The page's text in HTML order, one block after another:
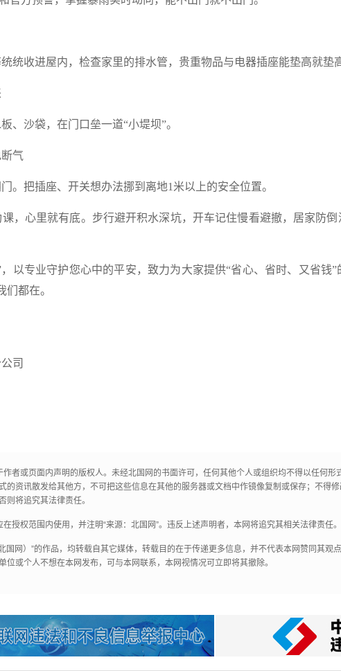
统收进屋内，检查家里的排水管，贵重物品与电器插座能垫高就垫
、沙袋，在门口垒一道“小堤坝”。
气
。把插座、开关想办法挪到离地1米以上的安全位置。
，心里就有底。步行避开积水深坑，开车记住慢看避撤，居家防
以专业守护您心中的平安，致力为大家提供“省心、省时、又省钱”
们都在。
司
者或页面内声明的版权人。未经北国网的书面许可，任何其他个人或组织均不得以任何
的资讯散发给其他方，不可把这些信息在其他的服务器或文档中作镜像复制或保存；不得
则将追究其法律责任。
授权范围内使用，并注明“来源：北国网”。违反上述声明者，本网将追究其相关法律责任。
国网）”的作品，均转载自其它媒体，转载目的在于传递更多信息，并不代表本网赞同其观
位或个人不想在本网发布，可与本网联系，本网视情况可立即将其撤除。